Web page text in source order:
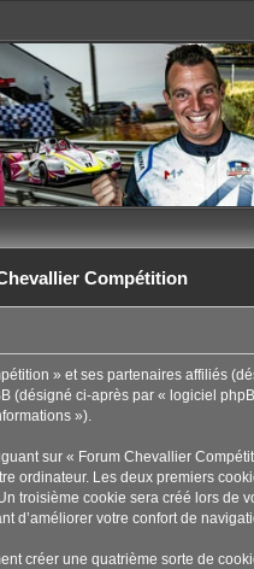
Compétition
» et ses partenaires affiliés
ci-après par « logiciel
»).
sur « Forum Chevallier
ordinateur. Les deux premiers
troisième cookie sera créé lors de
d’améliorer votre confort de
créer une quatrième sorte de